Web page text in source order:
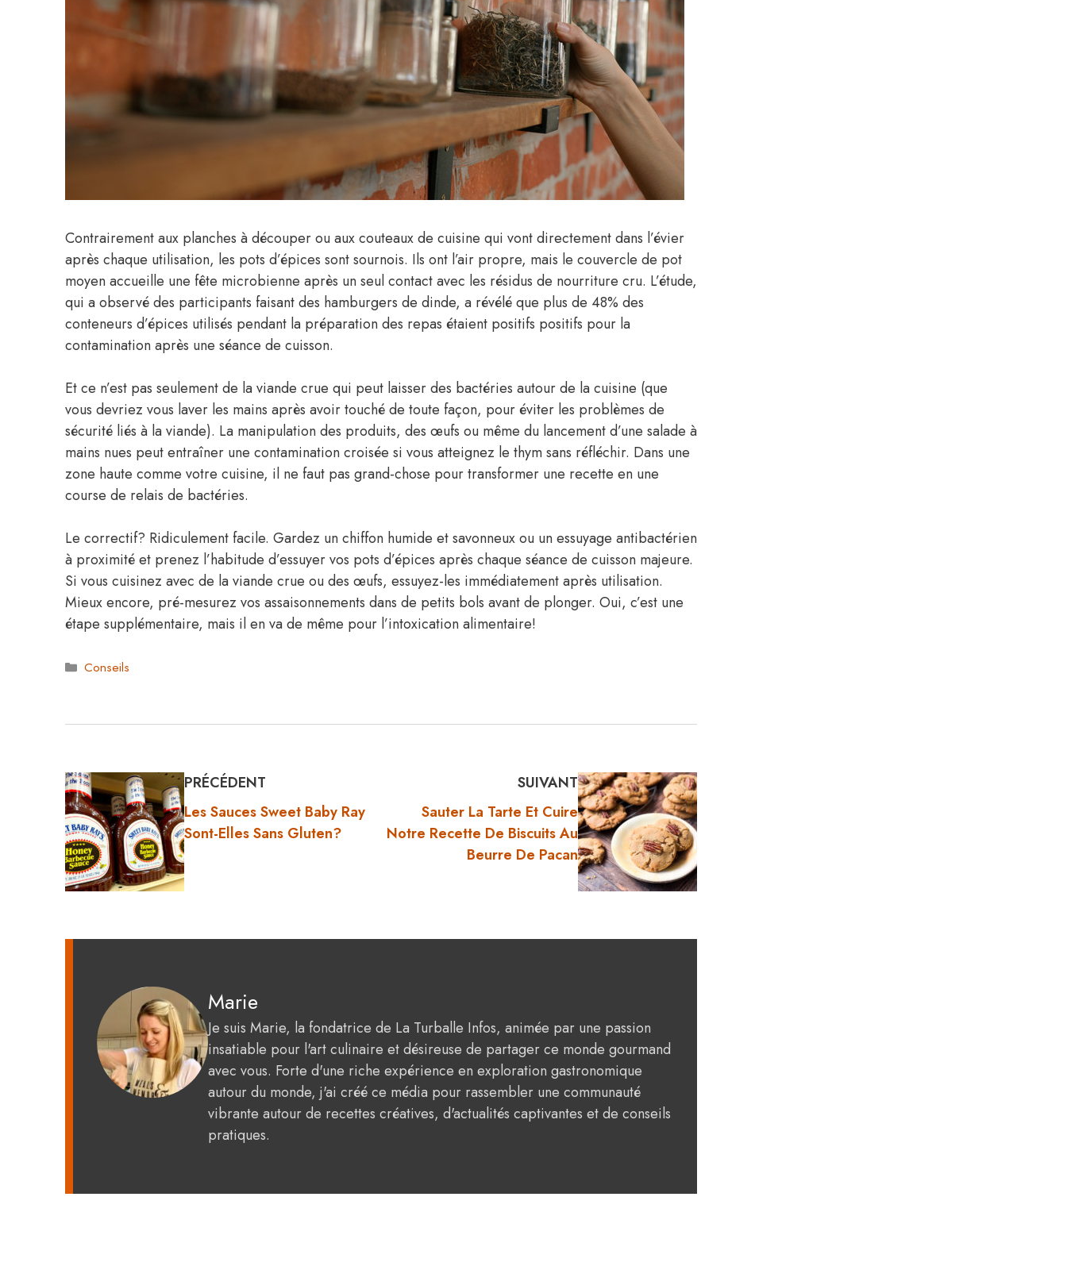
Contrairement aux planches à découper ou aux couteaux de cuisine qui vont directement dans l’évier
après chaque utilisation, les pots d’épices sont sournois. Ils ont l’air propre, mais le couvercle de pot
moyen accueille une fête microbienne après un seul contact avec les résidus de nourriture cru. L’étude,
qui a observé des participants faisant des hamburgers de dinde, a révélé que plus de 48% des
conteneurs d’épices utilisés pendant la préparation des repas étaient positifs positifs pour la
contamination après une séance de cuisson.
Et ce n’est pas seulement de la viande crue qui peut laisser des bactéries autour de la cuisine (que
vous devriez vous laver les mains après avoir touché de toute façon, pour éviter les problèmes de
sécurité liés à la viande). La manipulation des produits, des œufs ou même du lancement d’une salade à
mains nues peut entraîner une contamination croisée si vous atteignez le thym sans réfléchir. Dans une
zone haute comme votre cuisine, il ne faut pas grand-chose pour transformer une recette en une
course de relais de bactéries.
Le correctif? Ridiculement facile. Gardez un chiffon humide et savonneux ou un essuyage antibactérien
à proximité et prenez l’habitude d’essuyer vos pots d’épices après chaque séance de cuisson majeure.
Si vous cuisinez avec de la viande crue ou des œufs, essuyez-les immédiatement après utilisation.
Mieux encore, pré-mesurez vos assaisonnements dans de petits bols avant de plonger. Oui, c’est une
étape supplémentaire, mais il en va de même pour l’intoxication alimentaire!
Catégories
Conseils
PRÉCÉDENT
Les Sauces Sweet Baby Ray
Sont-Elles Sans Gluten?
SUIVANT
Sauter La Tarte Et Cuire
Notre Recette De Biscuits Au
Beurre De Pacan
Marie
Je suis Marie, la fondatrice de La Turballe Infos, animée par une passion
insatiable pour l'art culinaire et désireuse de partager ce monde gourmand
avec vous. Forte d'une riche expérience en exploration gastronomique
autour du monde, j'ai créé ce média pour rassembler une communauté
vibrante autour de recettes créatives, d'actualités captivantes et de conseils
pratiques.